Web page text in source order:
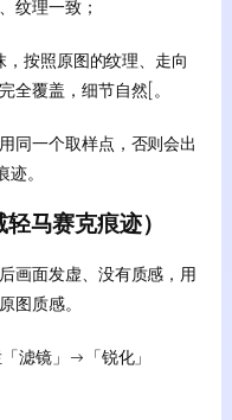
纹理一致；
按照原图的纹理、走向
全覆盖，细节自然[。
同一个取样点，否则会出
。
马赛克痕迹）
画面发虚、没有质感，用
图质感。
滤镜」→「锐化」